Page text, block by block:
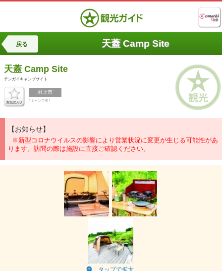
戻る 天蓋 Camp Site
天蓋 Camp Site
テンガイキャンプサイト
村上市
[ キャンプ場 ]
【お知らせ】
※新型コロナウイルスの影響により営業状況に変更が生じる可能性があ
ります。訪問の際は施設に直接ご確認ください。
タップで拡大